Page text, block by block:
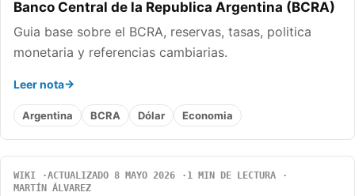
Banco Central de la Republica Argentina (BCRA)
Guia base sobre el BCRA, reservas, tasas, politica
monetaria y referencias cambiarias.
Leer nota
Argentina BCRA Dólar Economia
WIKI ACTUALIZADO 8 MAYO 2026
1 MIN DE LECTURA
MARTÍN ÁLVAREZ